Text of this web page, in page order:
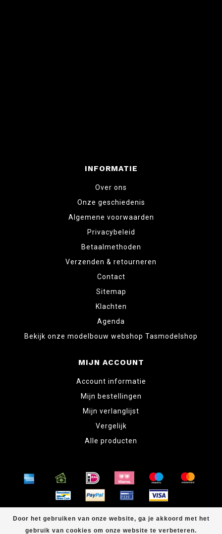
Door het gebruiken van onze website, ga je akkoord met het
gebruik van cookies om onze website te verbeteren.
INFORMATIE
Over ons
Onze geschiedenis
Algemene voorwaarden
Privacybeleid
Betaalmethoden
Verzenden & retourneren
Contact
Sitemap
Klachten
Agenda
Bekijk onze modelbouw webshop Tasmodelshop
MIJN ACCOUNT
Account informatie
Mijn bestellingen
Mijn verlanglijst
Vergelijk
Alle producten
© Copyright 2026 www.tabletopper.nl